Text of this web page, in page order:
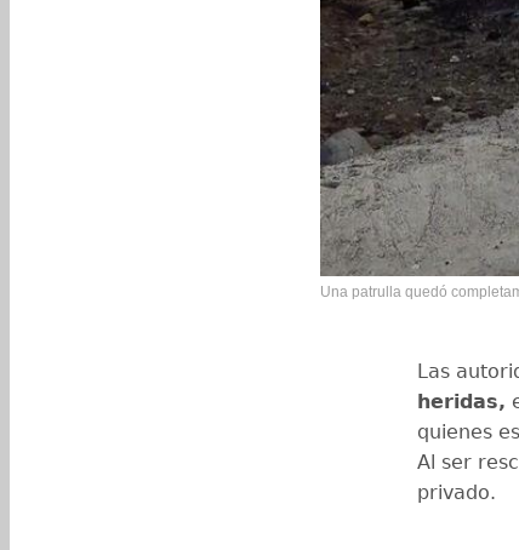
Una patrulla quedó
Las
heridas,
quienes
Al ser
privado.